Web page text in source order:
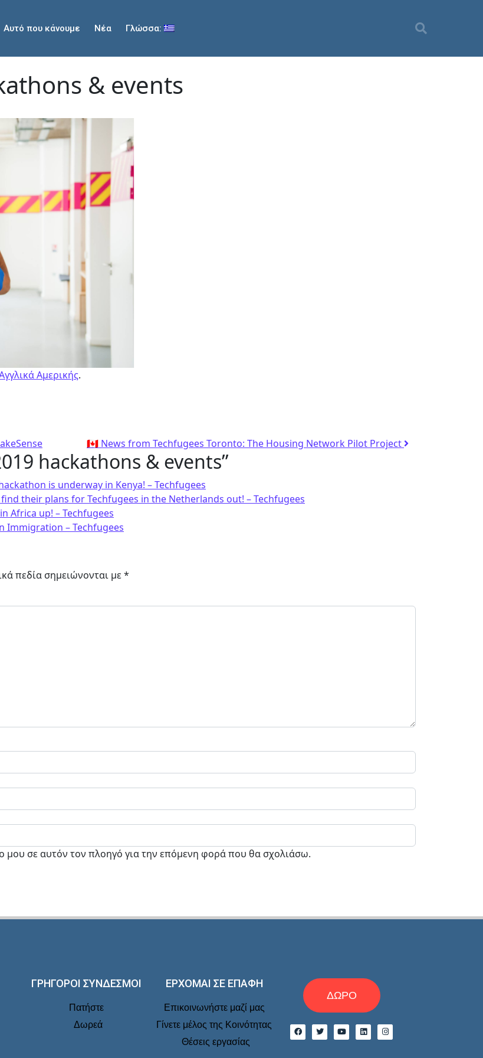
Αυτό που κάνουμε Νέα Γλώσσα:
& events
Αμερικής.
🇨🇦 News from Techfugees Toronto: The Housing Network Pilot Project
hackathons & events”
is underway in Kenya! – Techfugees
their plans for Techfugees in the Netherlands out! – Techfugees
Africa up! – Techfugees
Immigration – Techfugees
πεδία σημειώνονται με*
μου σε αυτόν τον πλοηγό για την επόμενη φορά που θα σχολιάσω.
ΓΡΗΓΟΡΟΙ ΣΥΝΔΕΣΜΟΙ
Πατήστε
Δωρεά
ΕΡΧΟΜΑΙ ΣΕ ΕΠΑΦΉ
Επικοινωνήστε μαζί μας
Γίνετε μέλος της Κοινότητας
Θέσεις εργασίας
ΔΩΡΟ